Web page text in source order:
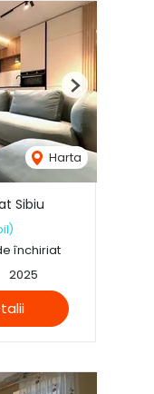
Harta
Next
Sibiu
închiriat
2025